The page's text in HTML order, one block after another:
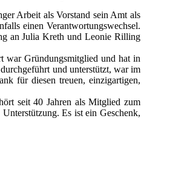
Arbeit als Vorstand sein Amt als
einen Verantwortungswechsel.
an Julia Kreth und Leonie Rilling
war Gründungsmitglied und hat in
und unterstützt, war im
für diesen treuen, einzigartigen,
seit 40 Jahren als Mitglied zum
Es ist ein Geschenk,